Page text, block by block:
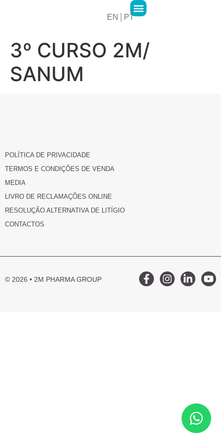
EN PT
3º CURSO 2M/
SANUM
POLÍTICA DE PRIVACIDADE
TERMOS E CONDIÇÕES DE VENDA
MEDIA
LIVRO DE RECLAMAÇÕES ONLINE
RESOLUÇÃO ALTERNATIVA DE LITÍGIO
CONTACTOS
© 2026 • 2M PHARMA GROUP